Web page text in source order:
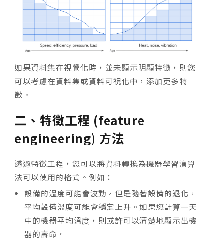
如果資料集在視覺化時，並未顯示明顯特徵，則您
可以考慮在資料集或資料可視化中，添加更多特
徵。
二、特徵工程 (feature
engineering) 方法
透過特徵工程，您可以將資料轉換為機器學習演算
法可以使用的格式。例如：
設備的溫度可能會波動，但是隨著設備的退化，
平均設備溫度可能會穩定上升。如果您計算一天
中的機器平均溫度，則或許可以清楚地顯示出機
器的壽命。